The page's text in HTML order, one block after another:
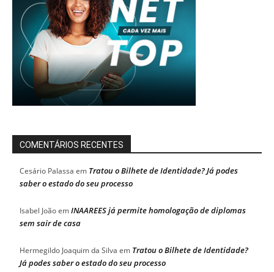
COMENTÁRIOS RECENTES
Cesário Palassa em Tratou o Bilhete de Identidade? Já podes
saber o estado do seu processo
Isabel JoãoemINAAREES já permite homologação de diplomas
sem sair de casa
Hermegildo Joaquim da Silva em Tratou o Bilhete de Identidade?
Já podes saber o estado do seu processo